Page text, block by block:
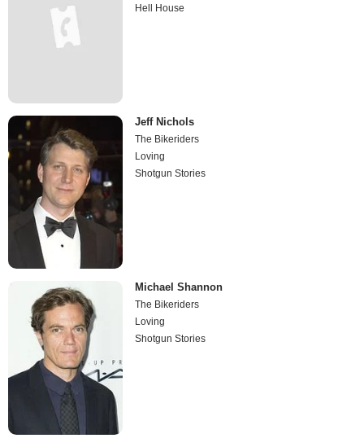
Hell House
Jeff Nichols
The Bikeriders
Loving
Shotgun Stories
Michael Shannon
The Bikeriders
Loving
Shotgun Stories